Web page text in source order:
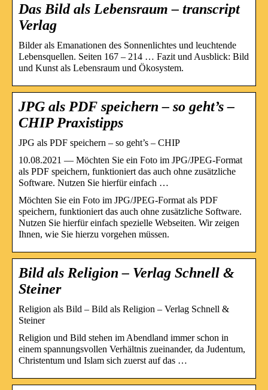
Das Bild als Lebensraum – transcript
Verlag
Bilder als Emanationen des Sonnenlichtes und leuchtende
Lebensquellen. Seiten 167 – 214 … Fazit und Ausblick: Bild
und Kunst als Lebensraum und Ökosystem.
JPG als PDF speichern – so geht’s –
CHIP Praxistipps
JPG als PDF speichern – so geht’s – CHIP
10.08.2021 — Möchten Sie ein Foto im JPG/JPEG-Format
als PDF speichern, funktioniert das auch ohne zusätzliche
Software. Nutzen Sie hierfür einfach …
Möchten Sie ein Foto im JPG/JPEG-Format als PDF
speichern, funktioniert das auch ohne zusätzliche Software.
Nutzen Sie hierfür einfach spezielle Webseiten. Wir zeigen
Ihnen, wie Sie hierzu vorgehen müssen.
Bild als Religion – Verlag Schnell &
Steiner
Religion als Bild – Bild als Religion – Verlag Schnell &
Steiner
Religion und Bild stehen im Abendland immer schon in
einem spannungsvollen Verhältnis zueinander, da Judentum,
Christentum und Islam sich zuerst auf das …